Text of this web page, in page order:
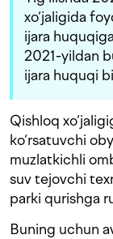
xo‘jaligida
ijara
2021-yildan
ijara huquqi
Qishloq
ko‘rsatuvchi
muzlatkichli
suv tejovchi
parki qurishga
Buning uchun